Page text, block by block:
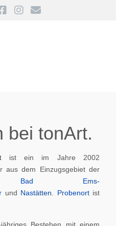
bei tonArt.
ist ein im Jahre 2002
aus dem Einzugsgebiet der
Bad Ems-
und Nastätten Probenortist